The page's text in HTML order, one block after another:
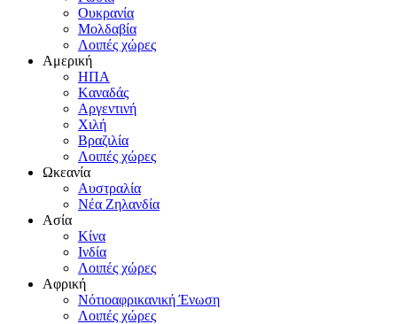
Oυκρανία
Mολδαβία
Λοιπές χώρες
Αμερική
HΠA
Kαναδάς
Aργεντινή
Xιλή
Bραζιλία
Λοιπές χώρες
Ωκεανία
Aυστραλία
Nέα Zηλανδία
Aσία
Kίνα
Iνδία
Λοιπές χώρες
Αφρική
Nότιοαφρικανική Ένωση
Λοιπές χώρες